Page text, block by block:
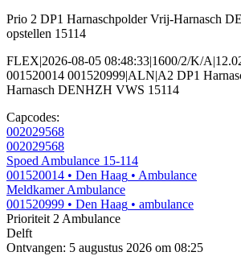
Prio 2 DP1 Harnaschpolder Vrij-Harnasch
opstellen 15114
FLEX|2026-08-05 08:48:33|1600/2/K/
001520014 001520999|ALN|A2 DP1
Harnasch DENHZH VWS 15114
Capcodes:
002029568
002029568
Spoed Ambulance 15-114
001520014 • Den Haag • Ambulance
Meldkamer Ambulance
001520999 • Den Haag • ambulance
Prioriteit 2 Ambulance
Delft
Ontvangen: 5 augustus 2026 om 08:25